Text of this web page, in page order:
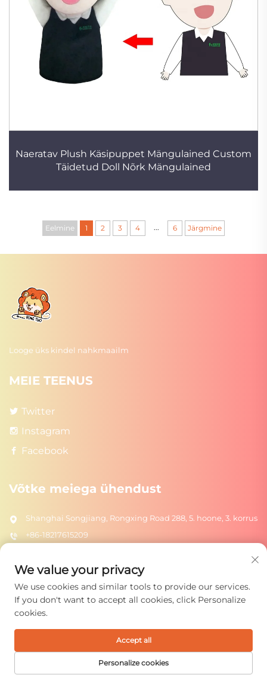
Naeratav Plush Käsipuppet Mängulained Custom
Täidetud Doll Nõrk Mängulained
Eelmine 1 2 3 4 ... 6 Järgmine
Looge üks kindel nahkmaailm
MEIE TEENUS
Twitter
Instagram
Facebook
Võtke meiega ühendust
Shanghai Songjiang, Rongxing Road 288, 5. hoone, 3. korrus
+86-18217615209
Saada
õigused kaitstud. Privaatsuspoliitika
We value your privacy
We use cookies and similar tools to provide our services.
If you don't want to accept all cookies, click Personalize
cookies.
Personalize cookies
Accept all